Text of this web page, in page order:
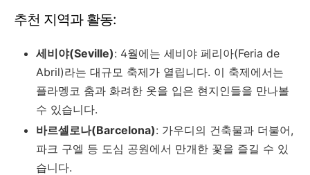
추천 지역과 활동:
세비야(Seville): 4월에는 세비야 페리아(Feria de
Abril)라는 대규모 축제가 열립니다. 이 축제에서는
플라멩코 춤과 화려한 옷을 입은 현지인들을 만나볼
수 있습니다.
바르셀로나(Barcelona): 가우디의 건축물과 더불어,
파크 구엘 등 도심 공원에서 만개한 꽃을 즐길 수 있
습니다.